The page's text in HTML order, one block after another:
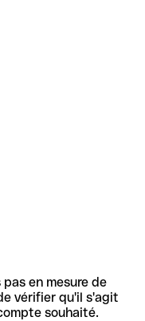
en mesure de
vérifier qu'il s'agit
souhaité.